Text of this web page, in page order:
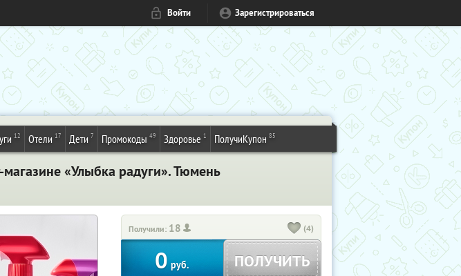
Войти Зарегистрироваться
12 Отели 17 Дети 7 Промокоды 49 Здоровье 1 ПолучиКупон 85
«Улыбка радуги». Тюмень
Получили: 18 (4)
0 руб. ПОЛУЧИТЬ